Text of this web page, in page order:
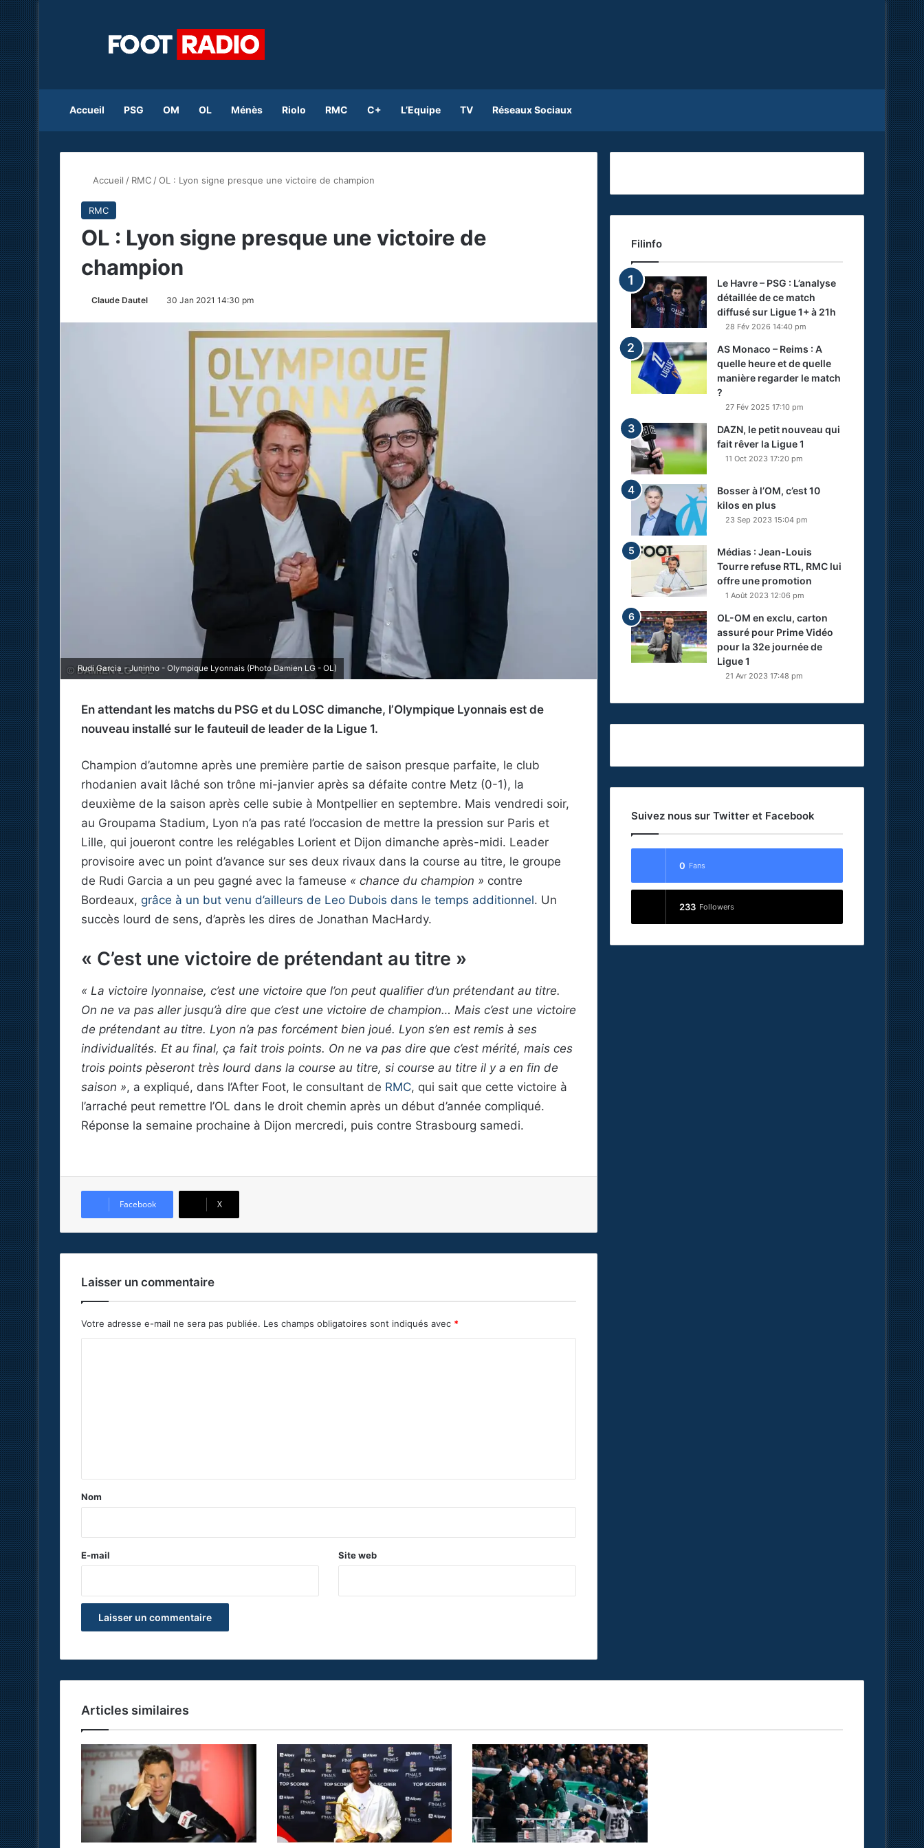
Accueil PSG OM OL Ménès Riolo RMC C+ L’Equipe TV Réseaux Sociaux
Accueil / RMC /OL : Lyon signe presque une victoire de champion
RMC
OL : Lyon signe presque une victoire de
champion
Claude Dautel 30 Jan 2021 14:30 pm
Rudi Garcia - Juninho - Olympique Lyonnais (Photo Damien LG - OL)
En attendant les matchs du PSG et du LOSC dimanche, l’Olympique Lyonnais est de
nouveau installé sur le fauteuil de leader de la Ligue 1.
Champion d’automne après une première partie de saison presque parfaite, le club
rhodanien avait lâché son trône mi-janvier après sa défaite contre Metz (0-1), la
deuxième de la saison après celle subie à Montpellier en septembre. Mais vendredi soir,
au Groupama Stadium, Lyon n’a pas raté l’occasion de mettre la pression sur Paris et
Lille, qui joueront contre les relégables Lorient et Dijon dimanche après-midi. Leader
provisoire avec un point d’avance sur ses deux rivaux dans la course au titre, le groupe
de Rudi Garcia a un peu gagné avec la fameuse « chance du champion » contre
Bordeaux, grâce à un but venu d’ailleurs de Leo Dubois dans le temps additionnel. Un
succès lourd de sens, d’après les dires de Jonathan MacHardy.
« C’est une victoire de prétendant au titre »
« La victoire lyonnaise, c’est une victoire que l’on peut qualifier d’un prétendant au titre.
On ne va pas aller jusqu’à dire que c’est une victoire de champion… Mais c’est une victoire
de prétendant au titre. Lyon n’a pas forcément bien joué. Lyon s’en est remis à ses
individualités. Et au final, ça fait trois points. On ne va pas dire que c’est mérité, mais ces
trois points pèseront très lourd dans la course au titre, si course au titre il y a en fin de
saison », a expliqué, dans l’After Foot, le consultant de RMC, qui sait que cette victoire à
l’arraché peut remettre l’OL dans le droit chemin après un début d’année compliqué.
Réponse la semaine prochaine à Dijon mercredi, puis contre Strasbourg samedi.
Facebook X
Laisser un commentaire
Votre adresse e-mail ne sera pas publiée. Les champs obligatoires sont indiqués avec *
a
e
Nom
E-mail Site web
Filinfo
Le Havre – PSG : L’analyse
détaillée de ce match
diffusé sur Ligue 1+ à 21h
28 Fév 2026 14:40 pm
AS Monaco – Reims : A
quelle heure et de quelle
manière regarder le match
?
27 Fév 2025 17:10 pm
DAZN, le petit nouveau qui
fait rêver la Ligue 1
11 Oct 2023 17:20 pm
Bosser à l’OM, c’est 10
kilos en plus
23 Sep 2023 15:04 pm
Médias : Jean-Louis
Tourre refuse RTL, RMC lui
offre une promotion
1 Août 2023 12:06 pm
OL-OM en exclu, carton
assuré pour Prime Vidéo
pour la 32e journée de
Ligue 1
21 Avr 2023 17:48 pm
Suivez nous sur Twitter et Facebook
0 Fans
233 Followers
Articles similaires